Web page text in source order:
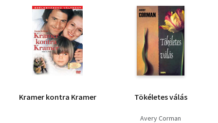
Társadalomtudomány
Természettudomány
Történelem
Kramer kontra Kramer Tökéletes válás
Avery Corman